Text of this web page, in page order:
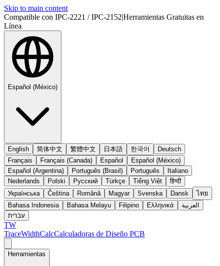
Skip to main content
Compatible con IPC-2221 / IPC-2152|Herramientas Gratuitas en
Línea
Español (México)
English 简体中文 繁體中文 日本語 한국어
Deutsch
Français
Français (Canada) Español
Español (México)
Español (Argentina)
Português (Brasil) Português
Italiano
Nederlands
Polski Русский Türkçe Tiếng Việt
हिन्दी
Українська
Čeština Română Magyar Svenska Dansk
ไทย
Bahasa Indonesia
Bahasa Melayu Filipino Ελληνικά
العربية
עברית
TW
TraceWidthCalcCalculadoras de Diseño PCB
Herramientas